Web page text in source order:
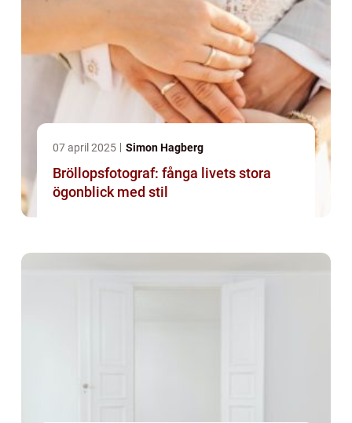
07 april 2025 Simon Hagberg
Bröllopsfotograf: fånga livets stora
ögonblick med stil